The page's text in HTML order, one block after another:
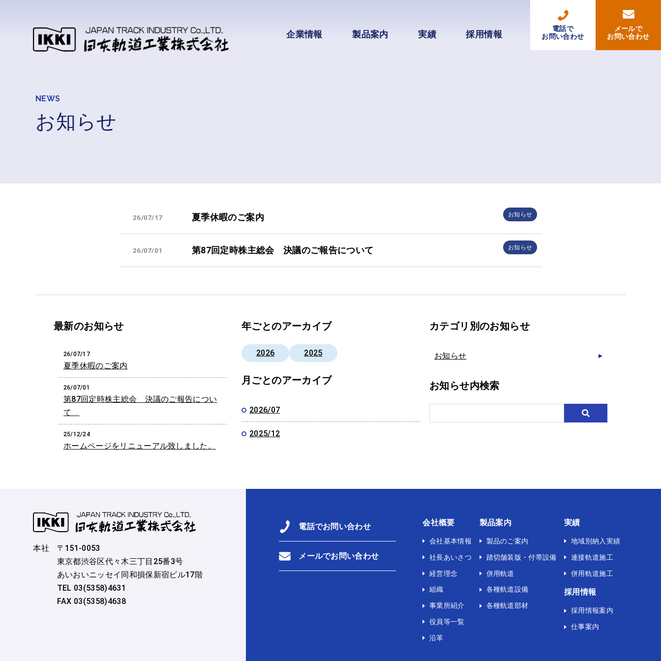
企業情報 製品案内 実績 採用情報
電話で
お問い合わせ
メールで
お問い合わせ
NEWS
お知らせ
26/07/17 夏季休暇のご案内 お知らせ
26/07/01 第87回定時株主総会 決議のご報告について お知らせ
最新のお知らせ
26/07/17
夏季休暇のご案内
26/07/01
第87回定時株主総会 決議のご報告につい
て
25/12/24
ホームページをリニューアル致しました。
年ごとのアーカイブ
2026 2025
月ごとのアーカイブ
2026/07
2025/12
カテゴリ別のお知らせ
お知らせ
お知らせ内検索
電話でお問い合わせ
メールでお問い合わせ
会社概要
会社基本情報
社長あいさつ
経営理念
組織
事業所紹介
役員等一覧
沿革
製品案内
製品のご案内
踏切舗装版・付帯設備
併用軌道
各種軌道設備
各種軌道部材
実績
地域別納入実績
連接軌道施工
併用軌道施工
採用情報
採用情報案内
仕事案内
本社
〒151-0053
東京都渋谷区代々木三丁目25番3号
あいおいニッセイ同和損保新宿ビル17階
TEL 03(5358)4631
FAX 03(5358)4638